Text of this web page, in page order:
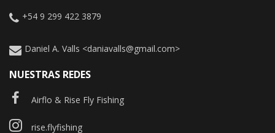
+54 9 299 422 3879
Daniel A. Valls <daniavalls@gmail.com>
NUESTRAS REDES
Airflo & Rise Fly Fishing
rise.flyfishing